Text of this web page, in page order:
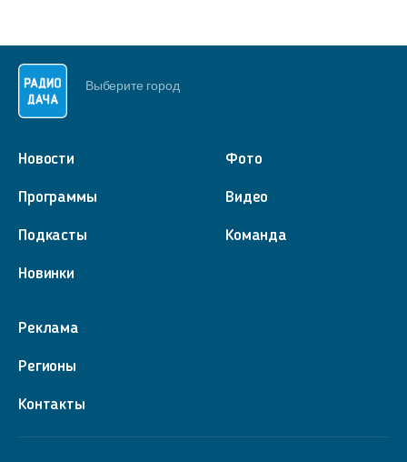
Выберите город
Новости
Программы
Подкасты
Новинки
Фото
Видео
Команда
Реклама
Регионы
Контакты